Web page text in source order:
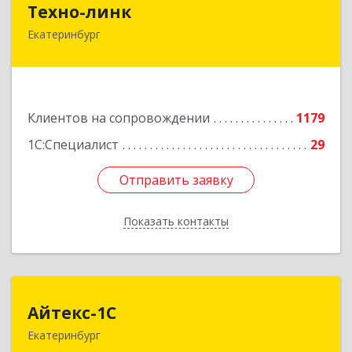
Техно-линк
Екатеринбург
Клиентов на сопровождении
1179
1С:Специалист
29
Отправить заявку
Показать контакты
620000, Свердловская обл, Екатеринбург г,
Отправить заявку
Назад
Айтекс-1С
Екатеринбург
620041, Свердловская обл, Екатеринбург г,